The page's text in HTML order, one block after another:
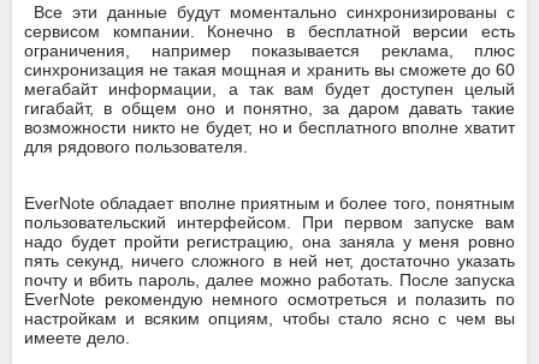
Все эти данные будут моментально синхронизированы с
сервисом компании. Конечно в бесплатной версии есть
ограничения, например показывается реклама, плюс
синхронизация не такая мощная и хранить вы сможете до 60
мегабайт информации, а так вам будет доступен целый
гигабайт, в общем оно и понятно, за даром давать такие
возможности никто не будет, но и бесплатного вполне хватит
для рядового пользователя.
EverNote обладает вполне приятным и более того, понятным
пользовательский интерфейсом. При первом запуске вам
надо будет пройти регистрацию, она заняла у меня ровно
пять секунд, ничего сложного в ней нет, достаточно указать
почту и вбить пароль, далее можно работать. После запуска
EverNote рекомендую немного осмотреться и полазить по
настройкам и всяким опциям, чтобы стало ясно с чем вы
имеете дело.